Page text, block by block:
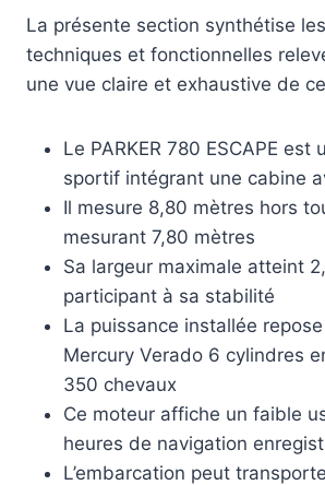
La présente section synthétise
techniques et fonctionnelles
une vue claire et exhaustive de
Le PARKER 780 ESCAPE est
sportif intégrant une cabine
Il mesure 8,80 mètres hors
mesurant 7,80 mètres
Sa largeur maximale atteint
participant à sa stabilité
La puissance installée
Mercury Verado 6 cylindres
350 chevaux
Ce moteur affiche un faible
heures de navigation
L’embarcation peut